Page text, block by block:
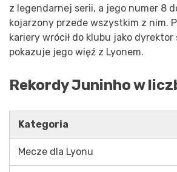
z legendarnej serii, a jego numer 8
kojarzony przede wszystkim z nim.
kariery wrócił do klubu jako dyrektor
pokazuje jego więź z Lyonem.
Rekordy Juninho w
Kategoria
Mecze dla Lyonu